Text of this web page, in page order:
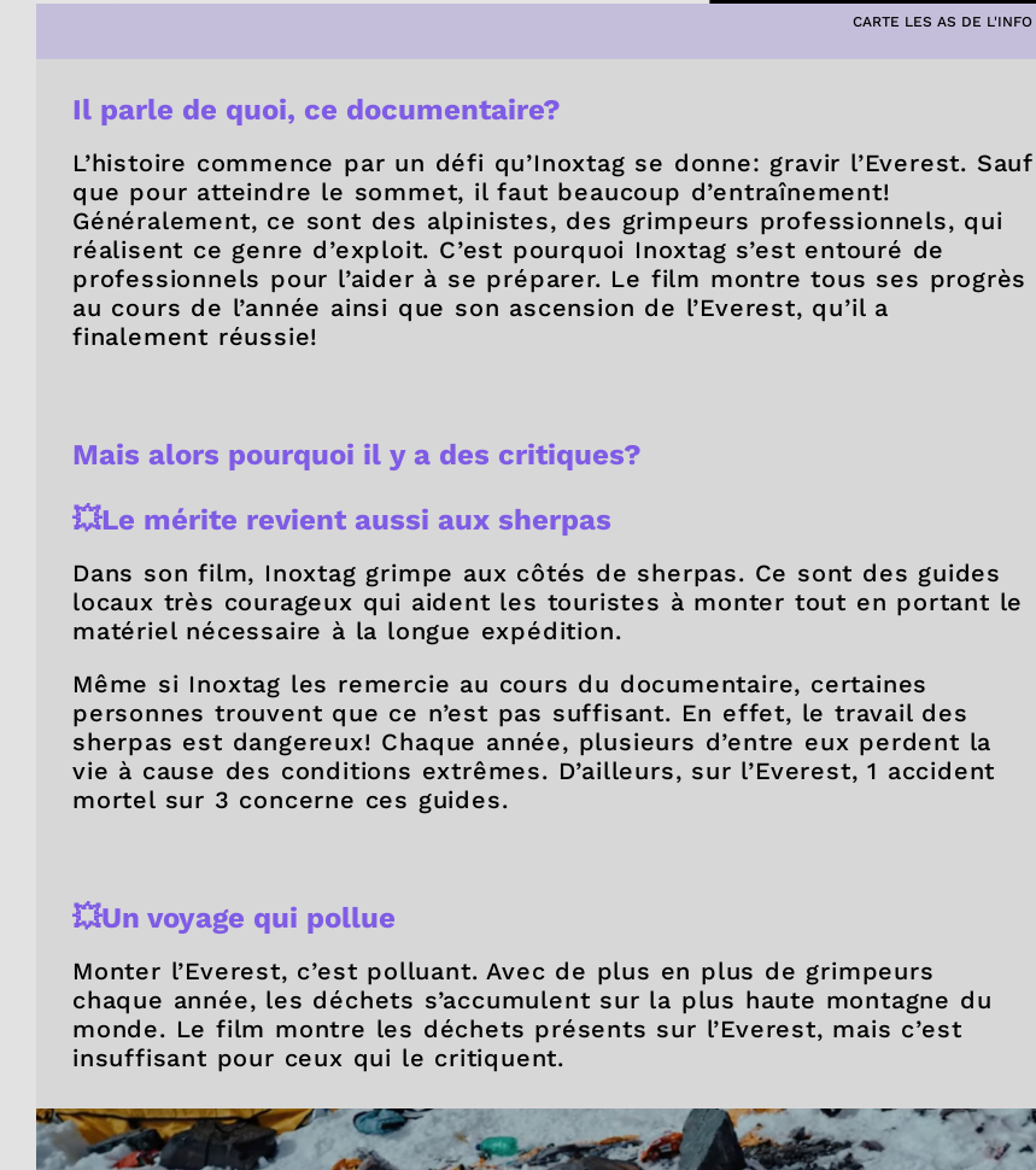
CARTE LES AS DE L'INFO
Il parle de quoi, ce documentaire?
L’histoire commence par un défi qu’Inoxtag se donne: gravir l’Everest. Sauf
que pour atteindre le sommet, il faut beaucoup d’entraînement!
Généralement, ce sont des alpinistes, des grimpeurs professionnels, qui
réalisent ce genre d’exploit. C’est pourquoi Inoxtag s’est entouré de
professionnels pour l’aider à se préparer. Le film montre tous ses progrès
au cours de l’année ainsi que son ascension de l’Everest, qu’il a
finalement réussie!
Mais alors pourquoi il y a des critiques?
💥Le mérite revient aussi aux sherpas
Dans son film, Inoxtag grimpe aux côtés de sherpas. Ce sont des guides
locaux très courageux qui aident les touristes à monter tout en portant le
matériel nécessaire à la longue expédition.
Même si Inoxtag les remercie au cours du documentaire, certaines
personnes trouvent que ce n’est pas suffisant. En effet, le travail des
sherpas est dangereux! Chaque année, plusieurs d’entre eux perdent la
vie à cause des conditions extrêmes. D’ailleurs, sur l’Everest, 1 accident
mortel sur 3 concerne ces guides.
💥Un voyage qui pollue
Monter l’Everest, c’est polluant. Avec de plus en plus de grimpeurs
chaque année, les déchets s’accumulent sur la plus haute montagne du
monde. Le film montre les déchets présents sur l’Everest, mais c’est
insuffisant pour ceux qui le critiquent.